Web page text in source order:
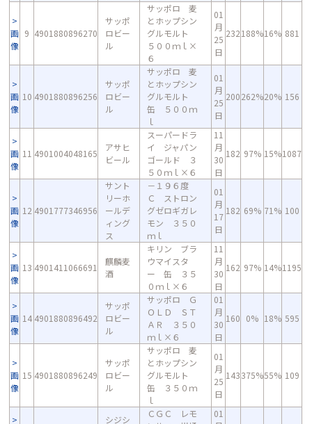
画
像
9 4901880896270
サッポ
ロビー
ル
サッポロ 麦
とホップシン
グルモルト
５００ｍｌ×
６
01
月
25
日
232188%16% 881
画
像
10 4901880896256
サッポ
ロビー
ル
サッポロ 麦
とホップシン
グルモルト
缶 ５００ｍ
ｌ
01
月
25
日
200262%20% 156
画
像
11 4901004048165
アサヒ
ビール
スーパードラ
イ ジャパン
ゴールド ３
５０ｍｌ×６
11
月
30
日
182 97% 15%1087
画
像
12 4901777346956
サント
リーホ
ールデ
ィング
ス
－１９６度
Ｃ ストロン
グゼロギガレ
モン ３５０
ｍｌ
01
月
17
日
182 69% 71% 100
画
像
13 4901411066691
麒麟麦
酒
キリン ブラ
ウマイスタ
ー 缶 ３５
０ｍｌ×６
11
月
30
日
162 97% 14%1195
画
像
14 4901880896492
サッポ
ロビー
ル
サッポロ Ｇ
ＯＬＤ ＳＴ
ＡＲ ３５０
ｍｌ×６
01
月
30
日
160 0% 18% 595
画
像
15 4901880896249
サッポ
ロビー
ル
サッポロ 麦
とホップシン
グルモルト
缶 ３５０ｍ
ｌ
01
月
25
日
143375%55% 109
シジシ
ＣＧＣ レモ
01